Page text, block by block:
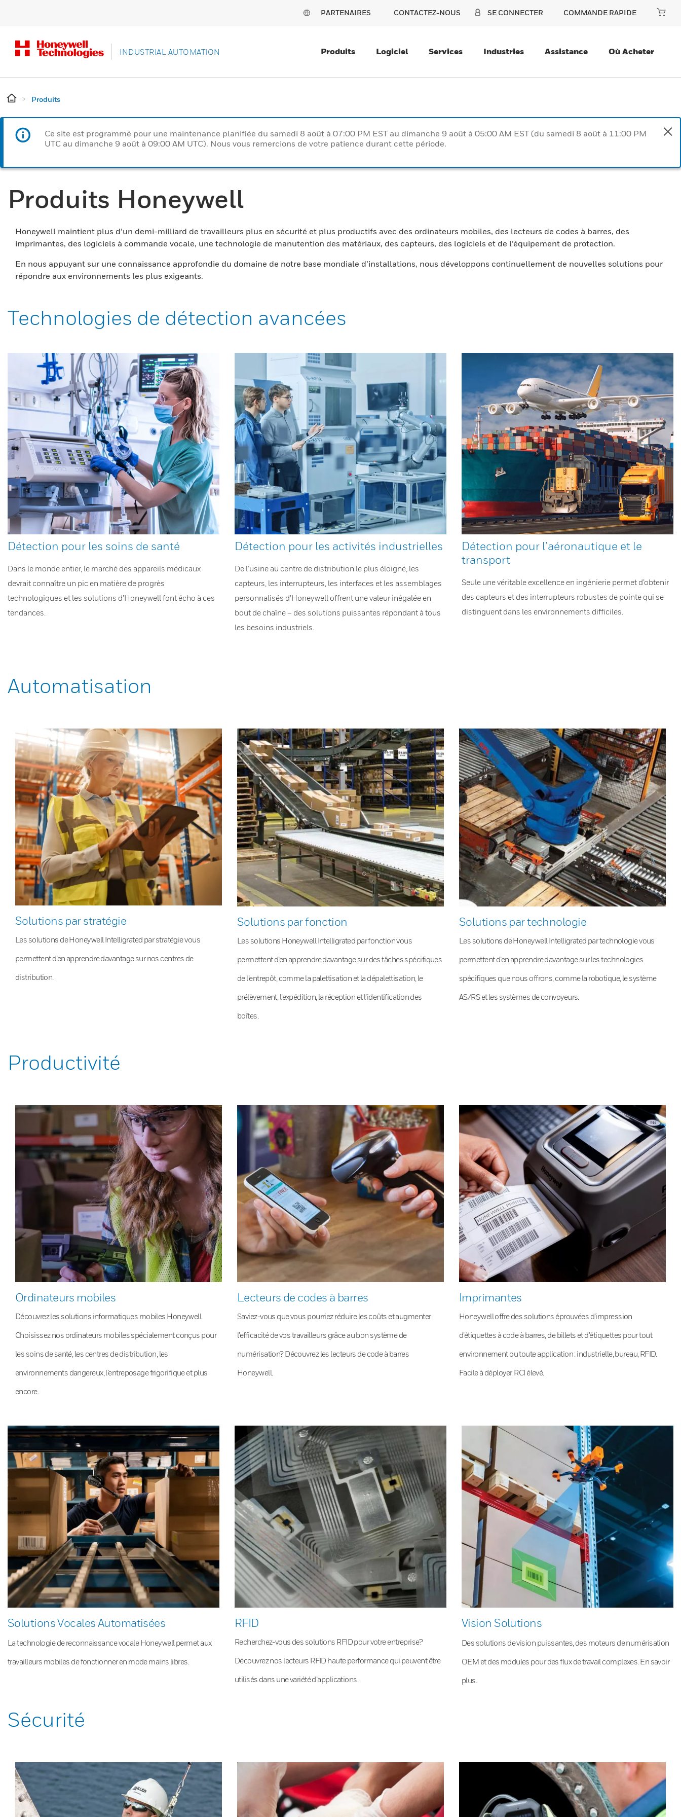
PARTENAIRES CONTACTEZ-NOUS SE CONNECTER COMMANDE RAPIDE
INDUSTRIAL AUTOMATION Produits Logiciel Services Industries Assistance Où Acheter
Produits
Ce site est programmé pour une maintenance planifiée du samedi 8 août à 07:00 PM EST au dimanche 9 août à 05:00 AM EST (du samedi 8 août à 11:00 PM
UTC au dimanche 9 août à 09:00 AM UTC). Nous vous remercions de votre patience durant cette période.
Produits Honeywell
Honeywell maintient plus d’un demi-milliard de travailleurs plus en sécurité et plus productifs avec des ordinateurs mobiles, des lecteurs de codes à barres, des
imprimantes, des logiciels à commande vocale, une technologie de manutention des matériaux, des capteurs, des logiciels et de l’équipement de protection.
En nous appuyant sur une connaissance approfondie du domaine de notre base mondiale d’installations, nous développons continuellement de nouvelles solutions pour
répondre aux environnements les plus exigeants.
Technologies de détection avancées
Détection pour les soins de santé
Dans le monde entier, le marché des appareils médicaux
devrait connaître un pic en matière de progrès
technologiques et les solutions d’Honeywell font écho à ces
tendances.
Détection pour les activités industrielles
De l’usine au centre de distribution le plus éloigné, les
capteurs, les interrupteurs, les interfaces et les assemblages
personnalisés d’Honeywell offrent une valeur inégalée en
bout de chaîne – des solutions puissantes répondant à tous
les besoins industriels.
Détection pour l’aéronautique et le
transport
Seule une véritable excellence en ingénierie permet d’obtenir
des capteurs et des interrupteurs robustes de pointe qui se
distinguent dans les environnements difficiles.
Automatisation
Solutions par stratégie
Les solutions de Honeywell Intelligrated par stratégie vous
permettent d’en apprendre davantage sur nos centres de
distribution.
Solutions par fonction
Les solutions Honeywell Intelligrated par fonction vous
permettent d’en apprendre davantage sur des tâches spécifiques
de l’entrepôt, comme la palettisation et la dépalettisation, le
prélèvement, l’expédition, la réception et l’identification des
boîtes.
Solutions par technologie
Les solutions de Honeywell Intelligrated par technologie vous
permettent d’en apprendre davantage sur les technologies
spécifiques que nous offrons, comme la robotique, le système
AS/RS et les systèmes de convoyeurs.
Productivité
Ordinateurs mobiles
Découvrez les solutions informatiques mobiles Honeywell.
Choisissez nos ordinateurs mobiles spécialement conçus pour
les soins de santé, les centres de distribution, les
environnements dangereux, l’entreposage frigorifique et plus
encore.
Lecteurs de codes à barres
Saviez-vous que vous pourriez réduire les coûts et augmenter
l’efficacité de vos travailleurs grâce au bon système de
numérisation? Découvrez les lecteurs de code à barres
Honeywell.
Imprimantes
Honeywell offre des solutions éprouvées d’impression
d’étiquettes à code à barres, de billets et d’étiquettes pour tout
environnement ou toute application : industrielle, bureau, RFID.
Facile à déployer. RCI élevé.
Solutions Vocales Automatisées
La technologie de reconnaissance vocale Honeywell permet aux
travailleurs mobiles de fonctionner en mode mains libres.
RFID
Recherchez-vous des solutions RFID pour votre entreprise?
Découvrez nos lecteurs RFID haute performance qui peuvent être
utilisés dans une variété d’applications.
Vision Solutions
Des solutions de vision puissantes, des moteurs de numérisation
OEM et des modules pour des flux de travail complexes. En savoir
plus.
Sécurité